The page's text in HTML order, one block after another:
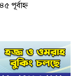
পূর্বাহ্ন